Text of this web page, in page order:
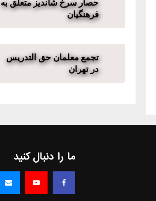
حصار سرخ شاندیز متعلق به
فرهنگیان
تجمع معلمان حق التدریس
در تهران
ما را دنبال کنید